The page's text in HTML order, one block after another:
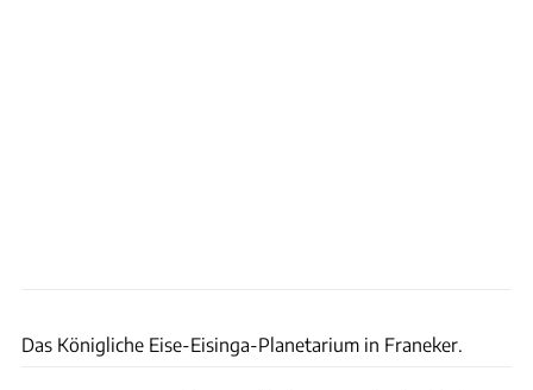
Das Königliche Eise-Eisinga-Planetarium in Franeker.